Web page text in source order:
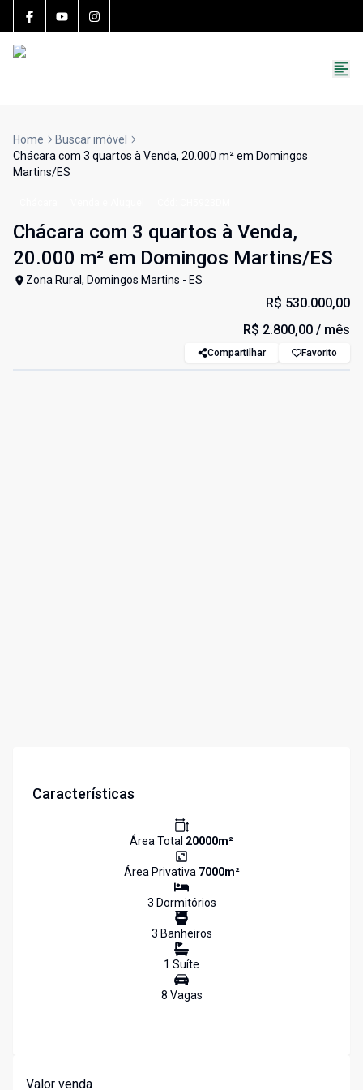
Home
Buscar imóvel
Chácara com 3 quartos à Venda, 20.000 m² em Domingos
Martins/ES
Chácara com 3 quartos à Venda,
20.000 m² em Domingos Martins/ES
Zona Rural, Domingos Martins - ES
R$ 530.000,00
R$ 2.800,00 / mês
Compartilhar Favorito
Características
Área Total 20000m²
Área Privativa 7000m²
3 Dormitórios
3 Banheiros
1 Suíte
8 Vagas
Valor venda